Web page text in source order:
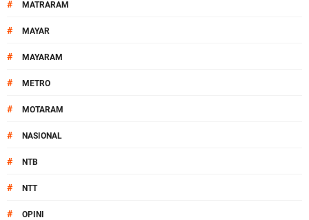
# MATRARAM
# MAYAR
# MAYARAM
# METRO
# MOTARAM
# NASIONAL
# NTB
# NTT
# OPINI